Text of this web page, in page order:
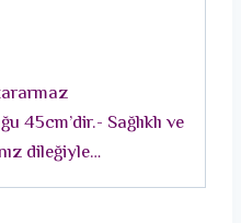
45cm’dir.- Sağlıklı ve
dileğiyle…